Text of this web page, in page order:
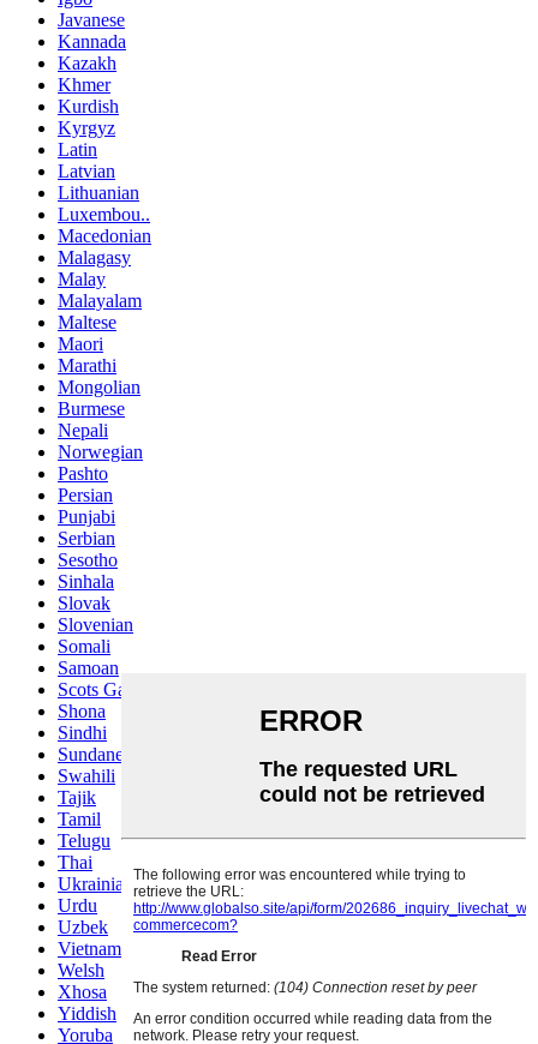
Javanese
Kannada
Kazakh
Khmer
Kurdish
Kyrgyz
Latin
Latvian
Lithuanian
Luxembou..
Macedonian
Malagasy
Malay
Malayalam
Maltese
Maori
Marathi
Mongolian
Burmese
Nepali
Norwegian
Pashto
Persian
Punjabi
Serbian
Sesotho
Sinhala
Slovak
Slovenian
Somali
Samoan
Scots Gaelic
Shona
Sindhi
Sundanese
Swahili
Tajik
Tamil
Telugu
Thai
Ukrainian
Urdu
Uzbek
Vietnamese
Welsh
Xhosa
Yiddish
Yoruba